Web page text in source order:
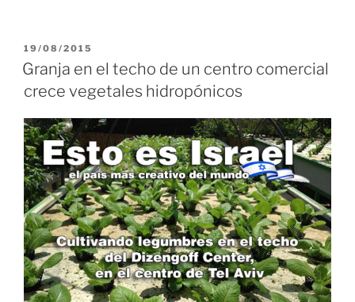
PUBLICADO
EL
19/08/2015
Granja en el techo de un centro comercial
crece vegetales hidropónicos